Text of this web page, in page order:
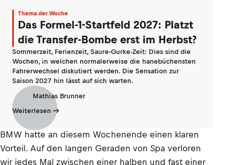
Thema der Woche
Das Formel-1-Startfeld 2027: Platzt
die Transfer-Bombe erst im Herbst?
Sommerzeit, Ferienzeit, Saure-Gurke-Zeit: Dies sind die
Wochen, in welchen normalerweise die hanebüchensten
Fahrerwechsel diskutiert werden. Die Sensation zur
Saison 2027 hin lässt auf sich warten.
Mathias Brunner
Weiterlesen
BMW hatte an diesem Wochenende einen klaren
Vorteil. Auf den langen Geraden von Spa verloren
wir jedes Mal zwischen einer halben und fast einer